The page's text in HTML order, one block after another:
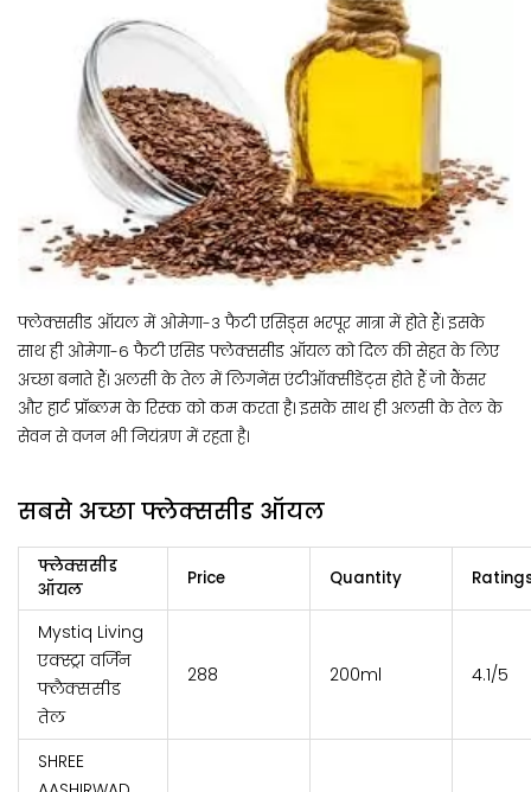
फ्लेक्ससीड ऑयल में ओमेगा-3 फैटी एसिड्स भरपूर मात्रा में होते हैं। इसके
साथ ही ओमेगा-6 फैटी एसिड फ्लेक्ससीड ऑयल को दिल की सेहत के लिए
अच्छा बनाते हैं। अलसी के तेल में लिगनेंस एंटीऑक्सीडेंट्स होते हैं जो कैंसर
और हार्ट प्रॉब्लम के रिस्क को कम करता है। इसके साथ ही अलसी के तेल के
सेवन से वजन भी नियंत्रण में रहता है।
सबसे अच्छा फ्लेक्ससीड ऑयल
फ्लेक्ससीड
ऑयल
Price Quantity
Mystiq Living
एक्स्ट्रा वर्जिन
फ्लैक्ससीड
तेल
₹288 200ml 4.1/5
SHREE